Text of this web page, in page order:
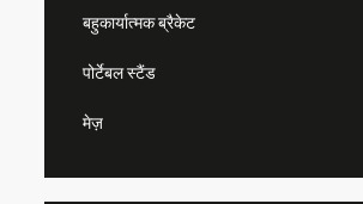
बहुकार्यात्मक ब्रैकेट
पोर्टेबल स्टैंड
मेज़